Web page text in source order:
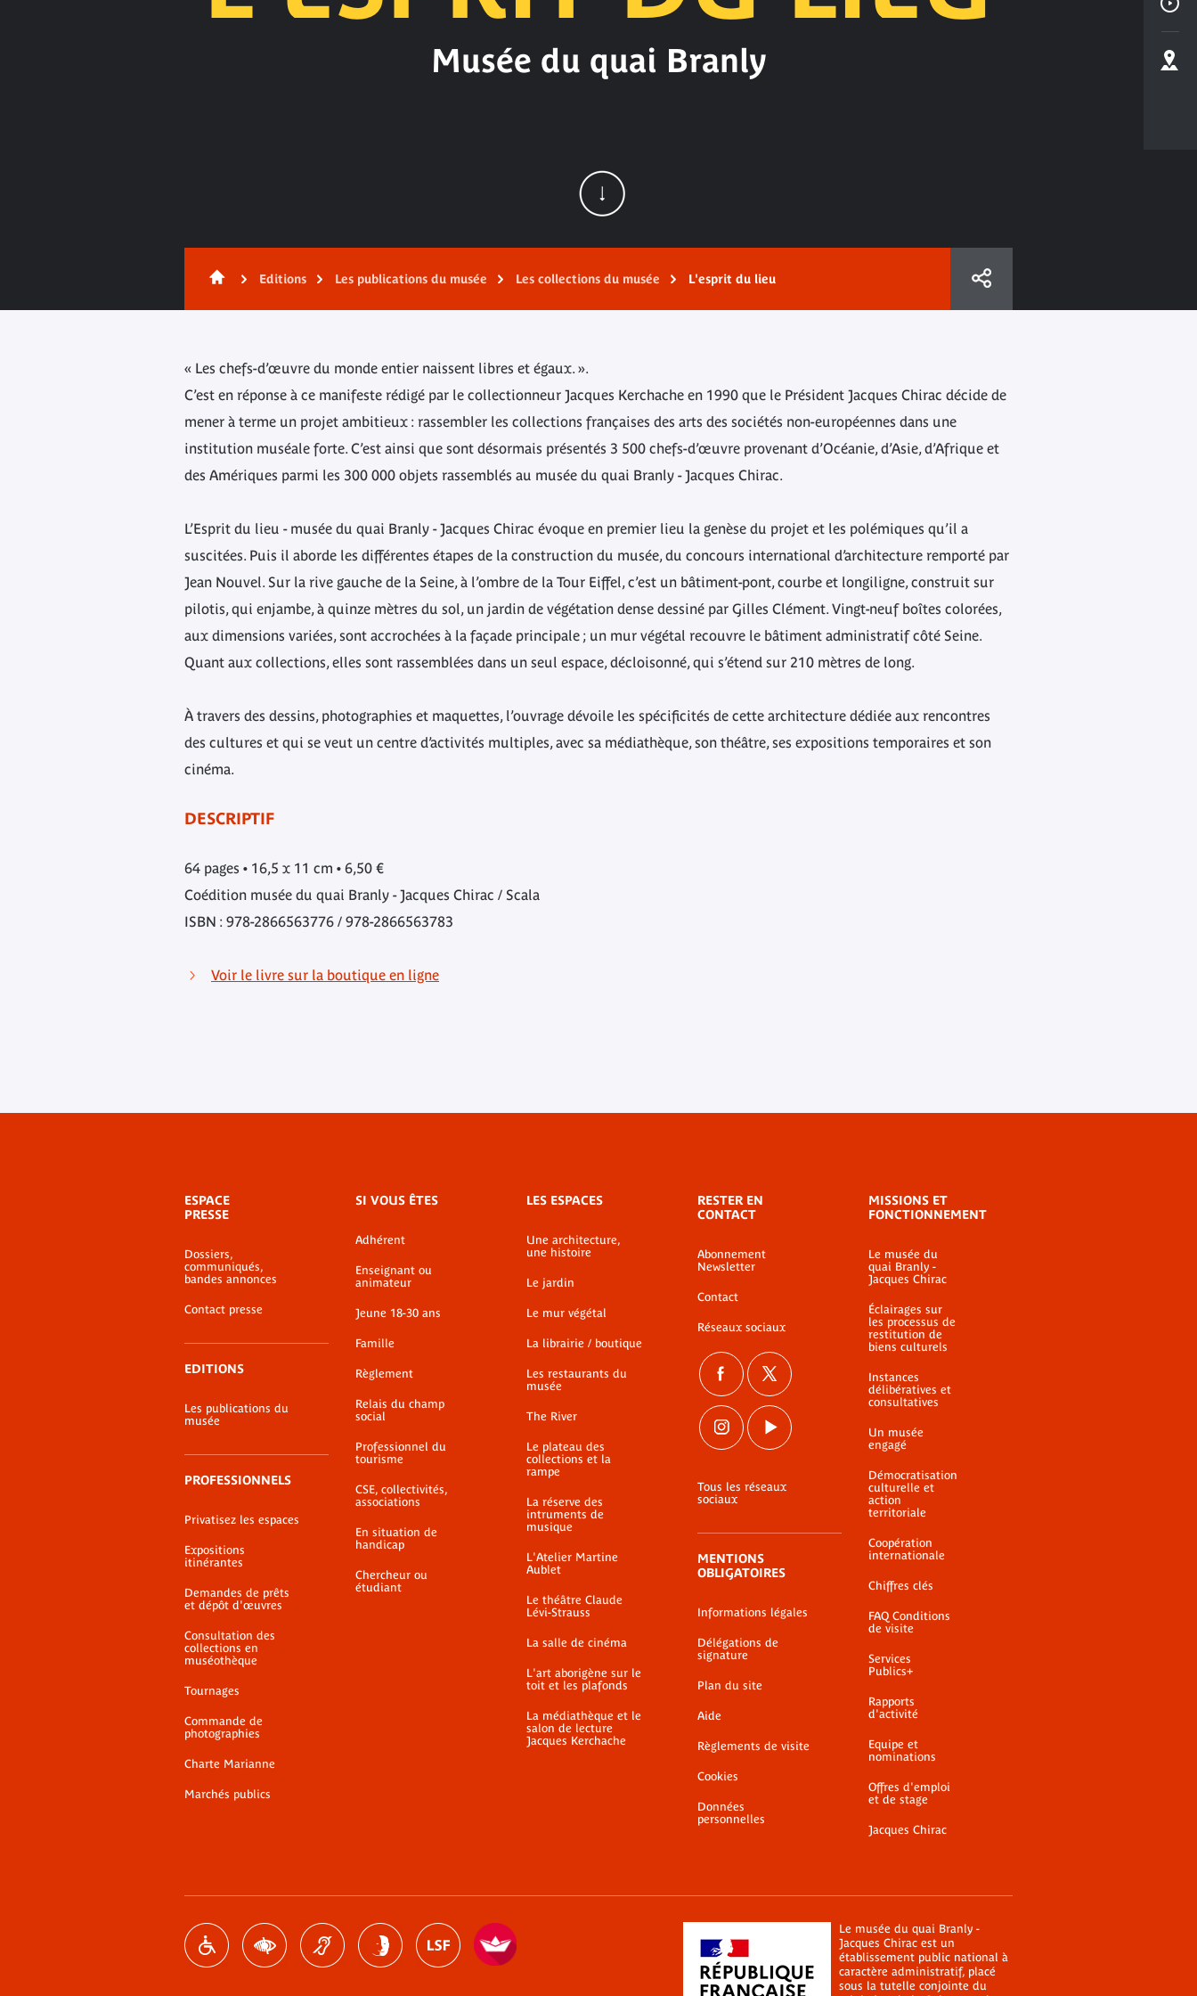
Musée du quai Branly
Editions Les publications du musée Les collections du musée L'esprit du lieu
« Les chefs-d’œuvre du monde entier naissent libres et égaux. ».
C’est en réponse à ce manifeste rédigé par le collectionneur Jacques Kerchache en 1990 que le Président Jacques Chirac décide de
mener à terme un projet ambitieux : rassembler les collections françaises des arts des sociétés non-européennes dans une
institution muséale forte. C’est ainsi que sont désormais présentés 3 500 chefs-d’œuvre provenant d’Océanie, d’Asie, d’Afrique et
des Amériques parmi les 300 000 objets rassemblés au musée du quai Branly - Jacques Chirac.
L’Esprit du lieu - musée du quai Branly - Jacques Chirac évoque en premier lieu la genèse du projet et les polémiques qu’il a
suscitées. Puis il aborde les différentes étapes de la construction du musée, du concours international d’architecture remporté par
Jean Nouvel. Sur la rive gauche de la Seine, à l’ombre de la Tour Eiffel, c’est un bâtiment-pont, courbe et longiligne, construit sur
pilotis, qui enjambe, à quinze mètres du sol, un jardin de végétation dense dessiné par Gilles Clément. Vingt-neuf boîtes colorées,
aux dimensions variées, sont accrochées à la façade principale ; un mur végétal recouvre le bâtiment administratif côté Seine.
Quant aux collections, elles sont rassemblées dans un seul espace, décloisonné, qui s’étend sur 210 mètres de long.
À travers des dessins, photographies et maquettes, l’ouvrage dévoile les spécificités de cette architecture dédiée aux rencontres
des cultures et qui se veut un centre d’activités multiples, avec sa médiathèque, son théâtre, ses expositions temporaires et son
cinéma.
DESCRIPTIF
64 pages • 16,5 x 11 cm • 6,50 €
Coédition musée du quai Branly - Jacques Chirac / Scala
ISBN : 978-2866563776 / 978-2866563783
Voir le livre sur la boutique en ligne
de
bas-
page
ESPACE
PRESSE
Dossiers,
communiqués,
bandes annonces
Contact presse
EDITIONS
Les publications du
musée
PROFESSIONNELS
Privatisez les espaces
Expositions
itinérantes
Demandes de prêts
et dépôt d'œuvres
Consultation des
collections en
muséothèque
Tournages
Commande de
photographies
Charte Marianne
Marchés publics
SI VOUS ÊTES
Adhérent
Enseignant ou
animateur
Jeune 18-30 ans
Famille
Règlement
Relais du champ
social
Professionnel du
tourisme
CSE, collectivités,
associations
En situation de
handicap
Chercheur ou
étudiant
LES ESPACES
Une architecture,
une histoire
Le jardin
Le mur végétal
La librairie / boutique
Les restaurants du
musée
The River
Le plateau des
collections et la
rampe
La réserve des
intruments de
musique
L'Atelier Martine
Aublet
Le théâtre Claude
Lévi-Strauss
La salle de cinéma
L'art aborigène sur le
toit et les plafonds
La médiathèque et le
salon de lecture
Jacques Kerchache
RESTER EN
CONTACT
Abonnement
Newsletter
Contact
Réseaux sociaux
Tous les réseaux
sociaux
MENTIONS
OBLIGATOIRES
Informations légales
Délégations de
signature
Plan du site
Aide
Règlements de visite
Cookies
Données
personnelles
MISSIONS ET
FONCTIONNEMENT
Le musée du
quai Branly -
Jacques Chirac
Éclairages sur
les processus de
restitution de
biens culturels
Instances
délibératives et
consultatives
Un musée
engagé
Démocratisation
culturelle et
action
territoriale
Coopération
internationale
Chiffres clés
FAQ Conditions
de visite
Services
Publics+
Rapports
d'activité
Equipe et
nominations
Offres d'emploi
et de stage
Jacques Chirac
Le musée du quai Branly -
Jacques Chirac est un
établissement public national à
caractère administratif, placé
sous la tutelle conjointe du